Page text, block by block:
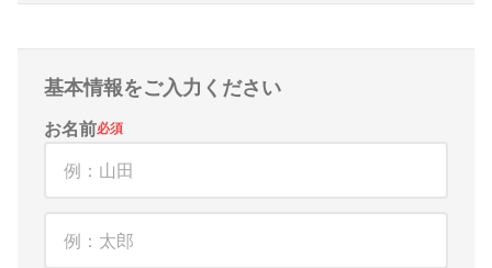
基本情報をご入力ください
お名前必須